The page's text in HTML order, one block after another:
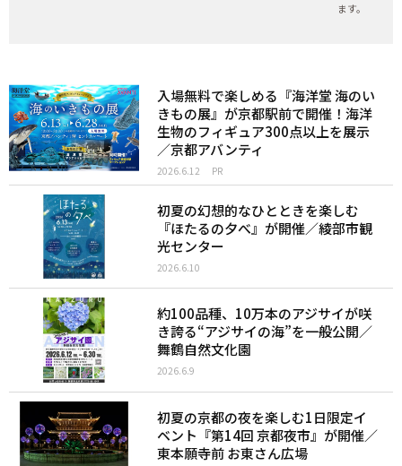
ます。
入場無料で楽しめる『海洋堂 海のい
きもの展』が京都駅前で開催！海洋
生物のフィギュア300点以上を展示
／京都アバンティ
2026.6.12 PR
初夏の幻想的なひとときを楽しむ
『ほたるの夕べ』が開催／綾部市観
光センター
2026.6.10
約100品種、10万本のアジサイが咲
き誇る“アジサイの海”を一般公開／
舞鶴自然文化園
2026.6.9
初夏の京都の夜を楽しむ1日限定イ
ベント『第14回 京都夜市』が開催／
東本願寺前 お東さん広場